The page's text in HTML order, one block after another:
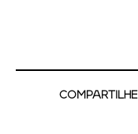
COMPARTILHE